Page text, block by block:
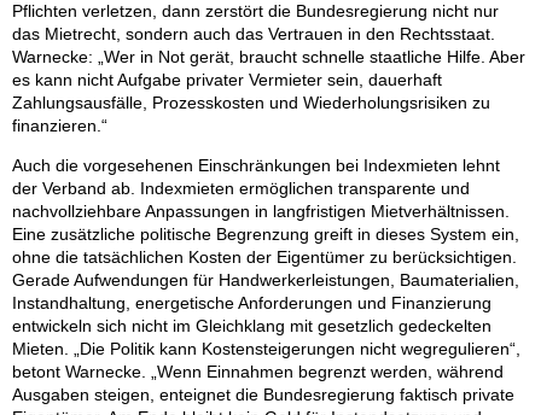
Pflichten verletzen, dann zerstört die Bundesregierung nicht nur
das Mietrecht, sondern auch das Vertrauen in den Rechtsstaat.
Warnecke: „Wer in Not gerät, braucht schnelle staatliche Hilfe. Aber
es kann nicht Aufgabe privater Vermieter sein, dauerhaft
Zahlungsausfälle, Prozesskosten und Wiederholungsrisiken zu
finanzieren.“
Auch die vorgesehenen Einschränkungen bei Indexmieten lehnt
der Verband ab. Indexmieten ermöglichen transparente und
nachvollziehbare Anpassungen in langfristigen Mietverhältnissen.
Eine zusätzliche politische Begrenzung greift in dieses System ein,
ohne die tatsächlichen Kosten der Eigentümer zu berücksichtigen.
Gerade Aufwendungen für Handwerkerleistungen, Baumaterialien,
Instandhaltung, energetische Anforderungen und Finanzierung
entwickeln sich nicht im Gleichklang mit gesetzlich gedeckelten
Mieten. „Die Politik kann Kostensteigerungen nicht wegregulieren“,
betont Warnecke. „Wenn Einnahmen begrenzt werden, während
Ausgaben steigen, enteignet die Bundesregierung faktisch private